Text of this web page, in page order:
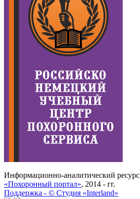
Информационно-аналитический ресурс
«Похоронный портал», 2014 - гг.
Поддержка - © Cтудия «Interland»